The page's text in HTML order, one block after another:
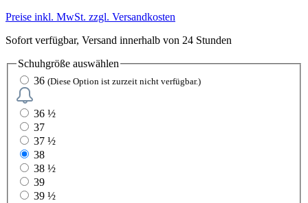
Preise inkl. MwSt. zzgl. Versandkosten
Sofort verfügbar, Versand innerhalb von 24 Stunden
Schuhgröße auswählen
36 (Diese Option ist zurzeit nicht verfügbar.)
36 ½
37
37 ½
38
38 ½
39
39 ½